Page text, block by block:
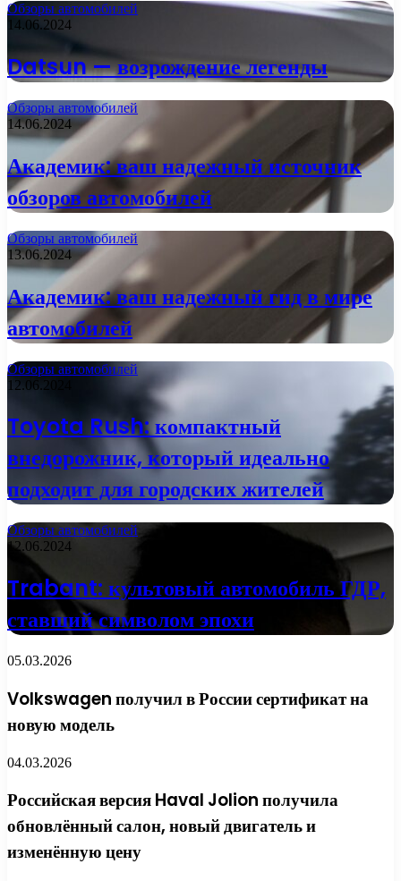
Обзоры автомобилей
14.06.2024
Datsun — возрождение легенды
Обзоры автомобилей
14.06.2024
Академик: ваш надежный источник
обзоров автомобилей
Обзоры автомобилей
13.06.2024
Академик: ваш надежный гид в мире
автомобилей
Обзоры автомобилей
12.06.2024
Toyota Rush: компактный
внедорожник, который идеально
подходит для городских жителей
Обзоры автомобилей
12.06.2024
Trabant: культовый автомобиль ГДР,
ставший символом эпохи
05.03.2026
Volkswagen получил в России сертификат на
новую модель
04.03.2026
Российская версия Haval Jolion получила
обновлённый салон, новый двигатель и
изменённую цену